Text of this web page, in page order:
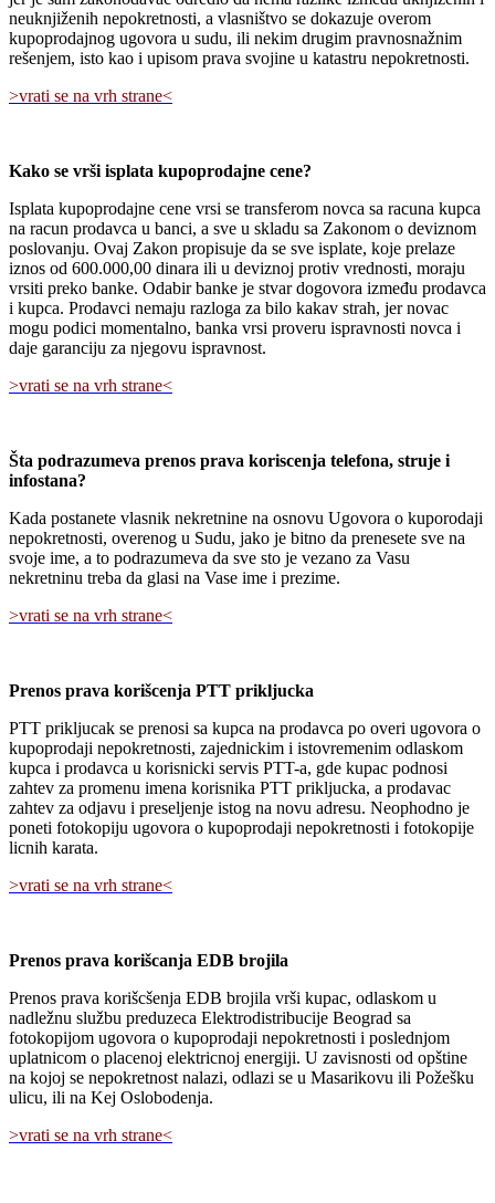
neuknjiženih nepokretnosti, a vlasništvo se dokazuje overom
kupoprodajnog ugovora u sudu, ili nekim drugim pravnosnažnim
rešenjem, isto kao i upisom prava svojine u katastru nepokretnosti.
>vrati se na vrh strane<
Kako se vrši isplata kupoprodajne cene?
Isplata kupoprodajne cene vrsi se transferom novca sa racuna kupca
na racun prodavca u banci, a sve u skladu sa Zakonom o deviznom
poslovanju. Ovaj Zakon propisuje da se sve isplate, koje prelaze
iznos od 600.000,00 dinara ili u deviznoj protiv vrednosti, moraju
vrsiti preko banke. Odabir banke je stvar dogovora između prodavca
i kupca. Prodavci nemaju razloga za bilo kakav strah, jer novac
mogu podici momentalno, banka vrsi proveru ispravnosti novca i
daje garanciju za njegovu ispravnost.
>vrati se na vrh strane<
Šta podrazumeva prenos prava koriscenja telefona, struje i
infostana?
Kada postanete vlasnik nekretnine na osnovu Ugovora o kuporodaji
nepokretnosti, overenog u Sudu, jako je bitno da prenesete sve na
svoje ime, a to podrazumeva da sve sto je vezano za Vasu
nekretninu treba da glasi na Vase ime i prezime.
>vrati se na vrh strane<
Prenos prava korišcenja PTT prikljucka
PTT prikljucak se prenosi sa kupca na prodavca po overi ugovora o
kupoprodaji nepokretnosti, zajednickim i istovremenim odlaskom
kupca i prodavca u korisnicki servis PTT-a, gde kupac podnosi
zahtev za promenu imena korisnika PTT prikljucka, a prodavac
zahtev za odjavu i preseljenje istog na novu adresu. Neophodno je
poneti fotokopiju ugovora o kupoprodaji nepokretnosti i fotokopije
licnih karata.
>vrati se na vrh strane<
Prenos prava korišcanja EDB brojila
Prenos prava korišcšenja EDB brojila vrši kupac, odlaskom u
nadležnu službu preduzeca Elektrodistribucije Beograd sa
fotokopijom ugovora o kupoprodaji nepokretnosti i poslednjom
uplatnicom o placenoj elektricnoj energiji. U zavisnosti od opštine
na kojoj se nepokretnost nalazi, odlazi se u Masarikovu ili Požešku
ulicu, ili na Kej Oslobodenja.
>vrati se na vrh strane<